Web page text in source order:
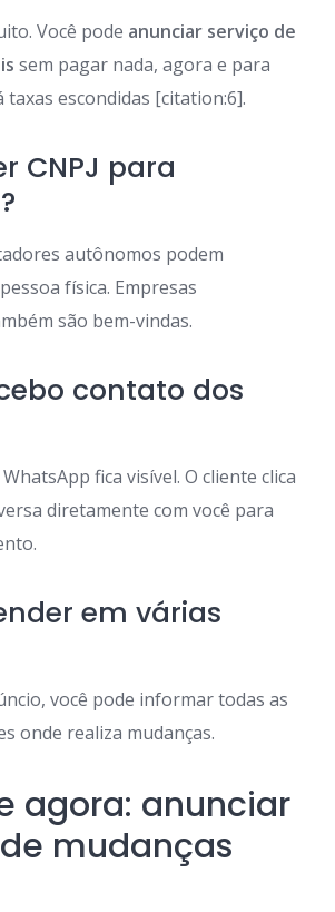
Você pode anunciar serviço de
sem pagar nada, agora e para
taxas escondidas [citation:6].
CNPJ para
autônomos podem
física. Empresas
são bem-vindas.
contato dos
fica visível. O cliente clica
diretamente com você para
em várias
você pode informar todas as
onde realiza mudanças.
agora: anunciar
mudanças